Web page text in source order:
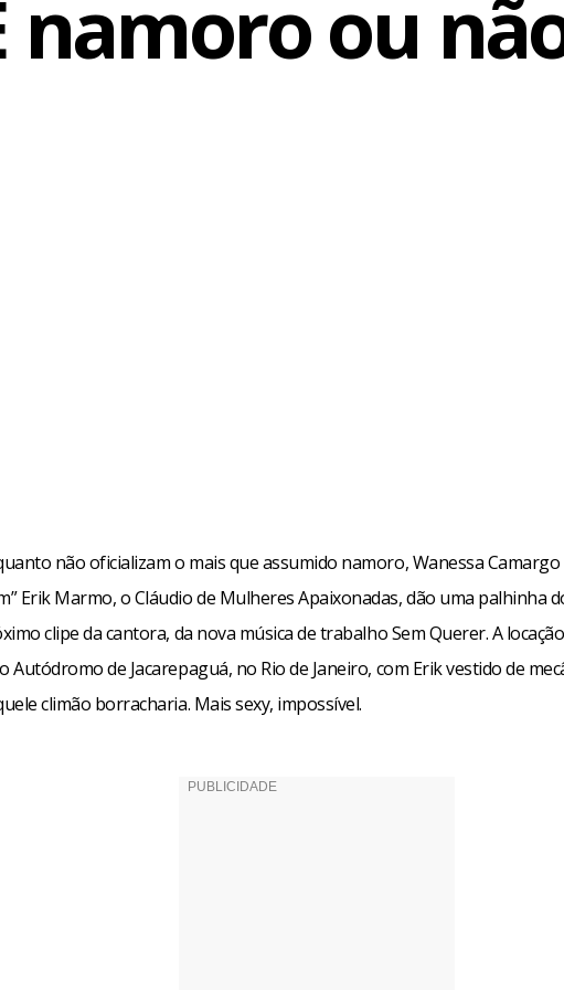
namoro ou
não oficializam o mais que assumido namoro, Wanessa Camargo
Erik Marmo, o Cláudio de Mulheres Apaixonadas, dão uma palhinha
clipe da cantora, da nova música de trabalho Sem Querer. A
Autódromo de Jacarepaguá, no Rio de Janeiro, com Erik vestido de
climão borracharia. Mais sexy, impossível.